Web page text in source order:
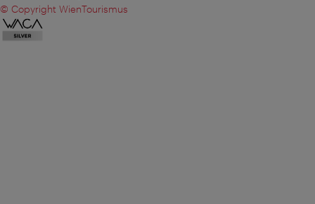
© Copyright WienTourismus